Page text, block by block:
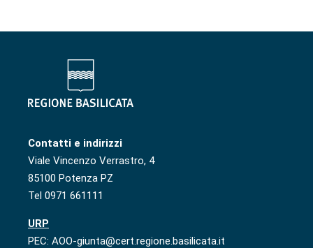
Contatti e indirizzi
Viale Vincenzo Verrastro, 4
85100 Potenza PZ
Tel 0971 661111
URP
PEC: AOO-giunta@cert.regione.basilicata.it